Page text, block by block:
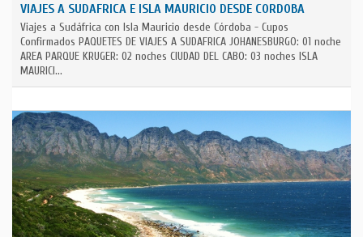
VIAJES A SUDAFRICA E ISLA MAURICIO DESDE CORDOBA
Viajes a Sudáfrica con Isla Mauricio desde Córdoba - Cupos
Confirmados PAQUETES DE VIAJES A SUDAFRICA JOHANESBURGO: 01 noche
AREA PARQUE KRUGER: 02 noches CIUDAD DEL CABO: 03 noches ISLA
MAURICI...